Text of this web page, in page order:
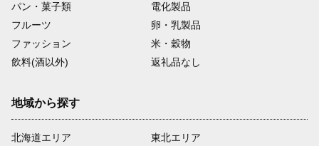
パン・菓子類
電化製品
フルーツ
卵・乳製品
ファッション
米・穀物
飲料(酒以外)
返礼品なし
地域から探す
北海道エリア
東北エリア